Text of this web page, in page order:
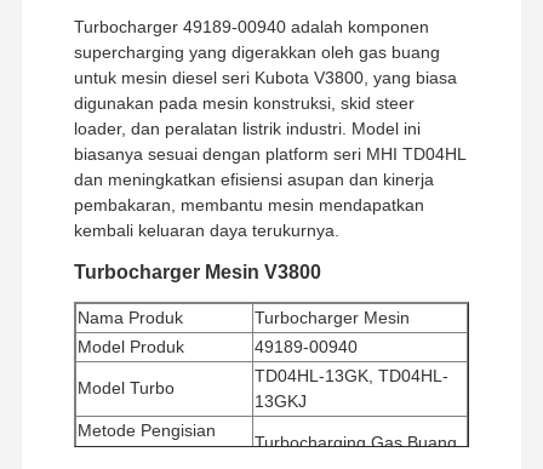
Turbocharger 49189-00940 adalah komponen
supercharging yang digerakkan oleh gas buang
untuk mesin diesel seri Kubota V3800, yang biasa
digunakan pada mesin konstruksi, skid steer
loader, dan peralatan listrik industri. Model ini
biasanya sesuai dengan platform seri MHI TD04HL
dan meningkatkan efisiensi asupan dan kinerja
pembakaran, membantu mesin mendapatkan
kembali keluaran daya terukurnya.
Turbocharger Mesin V3800
Nama Produk
Turbocharger Mesin
Model Produk
49189-00940
Model Turbo
TD04HL-13GK, TD04HL-
13GKJ
Metode Pengisian
Turbocharging Gas Buang